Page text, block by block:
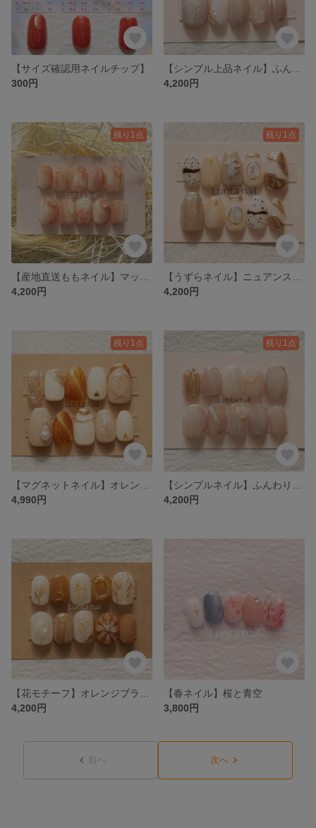
【サイズ確認用ネイルチップ】
300円
4,200円
残り1点
4,200円
残り1点
4,200円
残り1点
4,990円
残り1点
4,200円
4,200円
【春ネイル】桜と青空
3,800円
前へ 次へ